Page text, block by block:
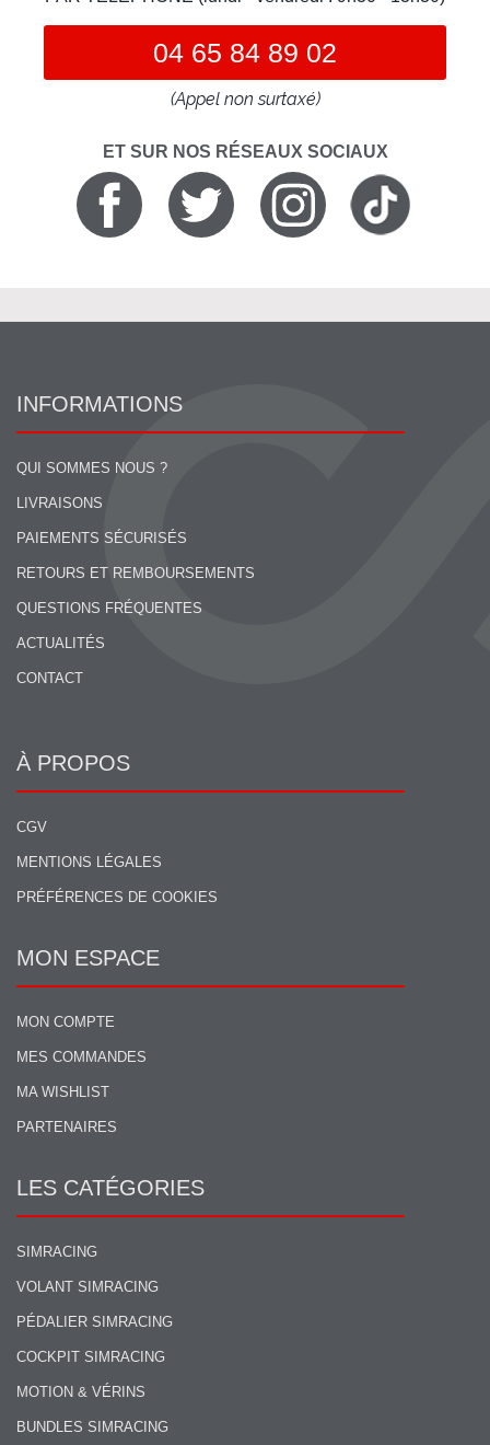
04 65 84 89 02
(Appel non surtaxé)
ET SUR NOS RÉSEAUX SOCIAUX
INFORMATIONS
QUI SOMMES NOUS ?
LIVRAISONS
PAIEMENTS SÉCURISÉS
RETOURS ET REMBOURSEMENTS
QUESTIONS FRÉQUENTES
ACTUALITÉS
CONTACT
À PROPOS
CGV
MENTIONS LÉGALES
PRÉFÉRENCES DE COOKIES
MON ESPACE
MON COMPTE
MES COMMANDES
MA WISHLIST
PARTENAIRES
LES CATÉGORIES
SIMRACING
VOLANT SIMRACING
PÉDALIER SIMRACING
COCKPIT SIMRACING
MOTION & VÉRINS
BUNDLES SIMRACING